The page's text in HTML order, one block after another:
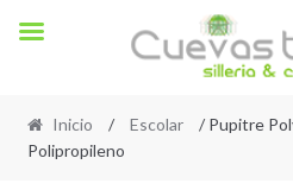
Inicio / Escolar
/ Pupitre
Polipropileno